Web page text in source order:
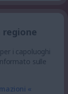
regione
i capoluoghi
sulle
«